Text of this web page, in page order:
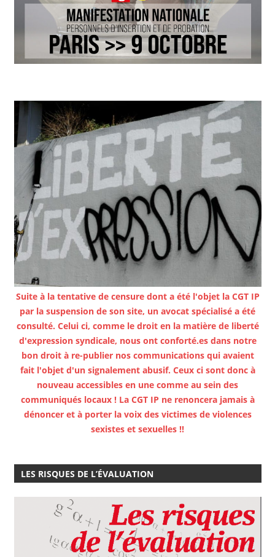
Suite à la tentative de censure dont a été l'objet la CGT IP
par la suspension de son site, un avocat spécialisé a été
consulté. Celui ci, comme le droit en la matière de liberté
d'expression syndicale, nous ont conforté.es dans notre
bon droit à re-publier nos communications qui avaient
fait l'objet d'un signalement abusif. Ceux ci sont donc à
nouveau accessibles en une comme au sein des
communiqués locaux ! La CGT IP ne renoncera jamais à
dénoncer et à porter la voix des victimes de violences
sexistes et sexuelles !!
LES RISQUES DE L’ÉVALUATION